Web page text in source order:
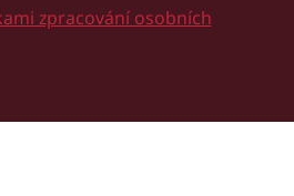
zpracování osobních